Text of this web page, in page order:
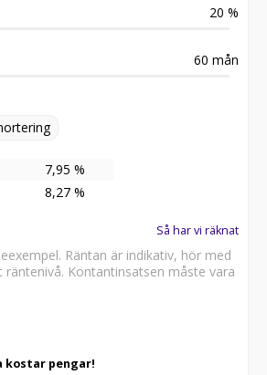
20 %
60 mån
7,95 %
8,27 %
Så har vi räknat
Räntan är indikativ, hör med
räntenivå. Kontantinsatsen måste vara
kostar pengar!